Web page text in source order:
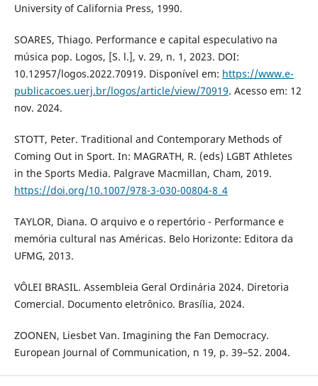
University of California Press, 1990.
SOARES, Thiago. Performance e capital especulativo na
música pop. Logos, [S. l.], v. 29, n. 1, 2023. DOI:
10.12957/logos.2022.70919. Disponível em: https://www.e-
publicacoes.uerj.br/logos/article/view/70919. Acesso em: 12
nov. 2024.
STOTT, Peter. Traditional and Contemporary Methods of
Coming Out in Sport. In: MAGRATH, R. (eds) LGBT Athletes
in the Sports Media. Palgrave Macmillan, Cham, 2019.
https://doi.org/10.1007/978-3-030-00804-8_4
TAYLOR, Diana. O arquivo e o repertório - Performance e
memória cultural nas Américas. Belo Horizonte: Editora da
UFMG, 2013.
VÔLEI BRASIL. Assembleia Geral Ordinária 2024. Diretoria
Comercial. Documento eletrônico. Brasília, 2024.
ZOONEN, Liesbet Van. Imagining the Fan Democracy.
European Journal of Communication, n 19, p. 39–52. 2004.